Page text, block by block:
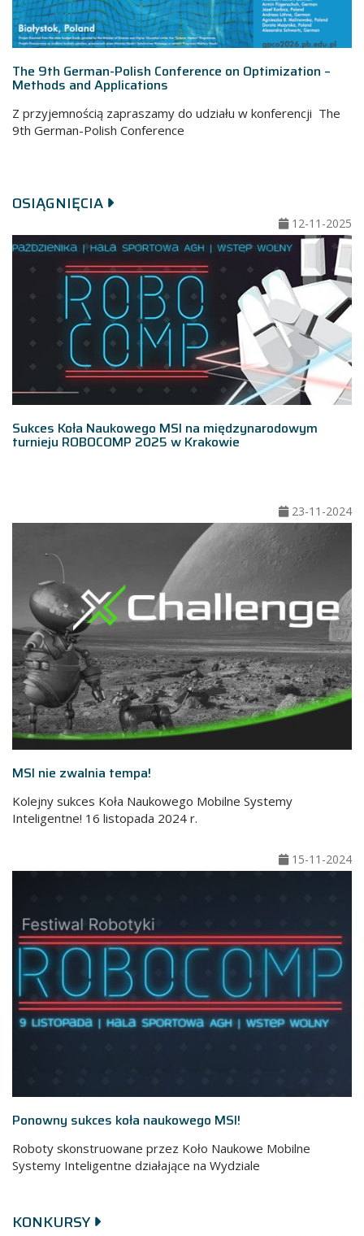
The 9th German-Polish Conference on Optimization –
Methods and Applications
Z przyjemnością zapraszamy do udziału w konferencji The
9th German-Polish Conference
OSIĄGNIĘCIA
12-11-2025
Sukces Koła Naukowego MSI na międzynarodowym
turnieju ROBOCOMP 2025 w Krakowie
23-11-2024
MSI nie zwalnia tempa!
Kolejny sukces Koła Naukowego Mobilne Systemy
Inteligentne! 16 listopada 2024 r.
15-11-2024
Ponowny sukces koła naukowego MSI!
Roboty skonstruowane przez Koło Naukowe Mobilne
Systemy Inteligentne działające na Wydziale
KONKURSY